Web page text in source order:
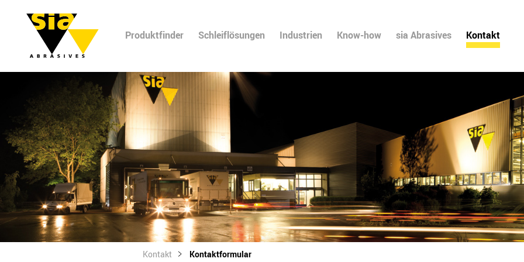
Produktfinder Schleiflösungen Industrien Know-how sia Abrasives Kontakt
Kontakt Kontaktformular